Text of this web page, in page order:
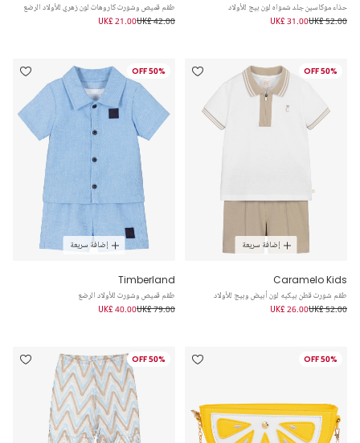
حذاء موكاسين جلد شمواه لون بيج للأولاد
UK£ 52.00
UK£ 31.00
طقم قميص وشورت كاروهات لون زهري للأولاد الرضع
UK£ 42.00
UK£ 21.00
50% OFF
إضافة سريعة
Caramelo Kids
طقم شورت قطن بيكيه لون أبيض وبيج للأولاد
UK£ 52.00
UK£ 26.00
50% OFF
إضافة سريعة
Timberland
طقم قميص وشورت للأولاد الرضع
UK£ 79.00
UK£ 40.00
50% OFF
50% OFF